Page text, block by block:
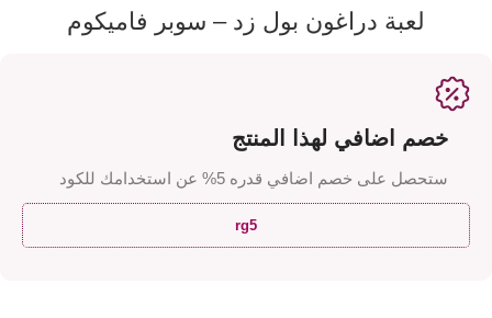
لعبة دراغون بول زد – سوبر فاميكوم
خصم اضافي لهذا المنتج
ستحصل على خصم اضافي قدره 5% عن استخدامك للكود
rg5